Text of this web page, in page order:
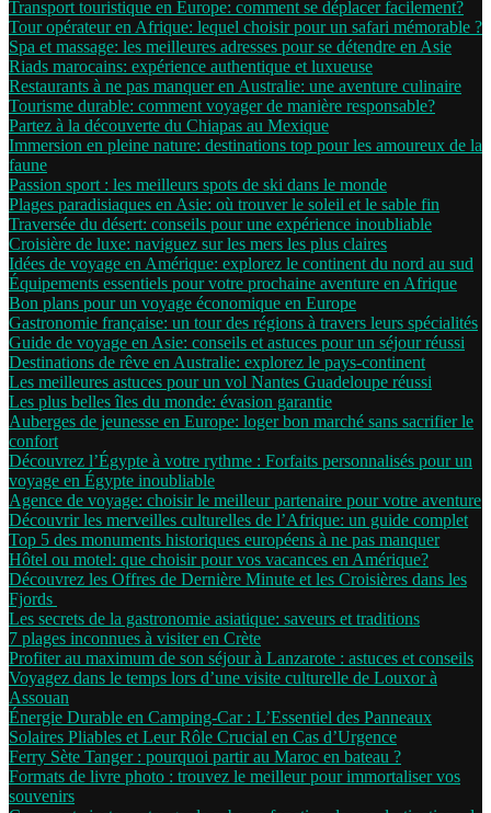
Transport touristique en Europe: comment se déplacer facilement?
Tour opérateur en Afrique: lequel choisir pour un safari mémorable ?
Spa et massage: les meilleures adresses pour se détendre en Asie
Riads marocains: expérience authentique et luxueuse
Restaurants à ne pas manquer en Australie: une aventure culinaire
Tourisme durable: comment voyager de manière responsable?
Partez à la découverte du Chiapas au Mexique
Immersion en pleine nature: destinations top pour les amoureux de la
faune
Passion sport : les meilleurs spots de ski dans le monde
Plages paradisiaques en Asie: où trouver le soleil et le sable fin
Traversée du désert: conseils pour une expérience inoubliable
Croisière de luxe: naviguez sur les mers les plus claires
Idées de voyage en Amérique: explorez le continent du nord au sud
Équipements essentiels pour votre prochaine aventure en Afrique
Bon plans pour un voyage économique en Europe
Gastronomie française: un tour des régions à travers leurs spécialités
Guide de voyage en Asie: conseils et astuces pour un séjour réussi
Destinations de rêve en Australie: explorez le pays-continent
Les meilleures astuces pour un vol Nantes Guadeloupe réussi
Les plus belles îles du monde: évasion garantie
Auberges de jeunesse en Europe: loger bon marché sans sacrifier le
confort
Découvrez l’Égypte à votre rythme : Forfaits personnalisés pour un
voyage en Égypte inoubliable
Agence de voyage: choisir le meilleur partenaire pour votre aventure
Découvrir les merveilles culturelles de l’Afrique: un guide complet
Top 5 des monuments historiques européens à ne pas manquer
Hôtel ou motel: que choisir pour vos vacances en Amérique?
Découvrez les Offres de Dernière Minute et les Croisières dans les
Fjords
Les secrets de la gastronomie asiatique: saveurs et traditions
7 plages inconnues à visiter en Crète
Profiter au maximum de son séjour à Lanzarote : astuces et conseils
Voyagez dans le temps lors d’une visite culturelle de Louxor à
Assouan
Énergie Durable en Camping-Car : L’Essentiel des Panneaux
Solaires Pliables et Leur Rôle Crucial en Cas d’Urgence
Ferry Sète Tanger : pourquoi partir au Maroc en bateau ?
Formats de livre photo : trouvez le meilleur pour immortaliser vos
souvenirs